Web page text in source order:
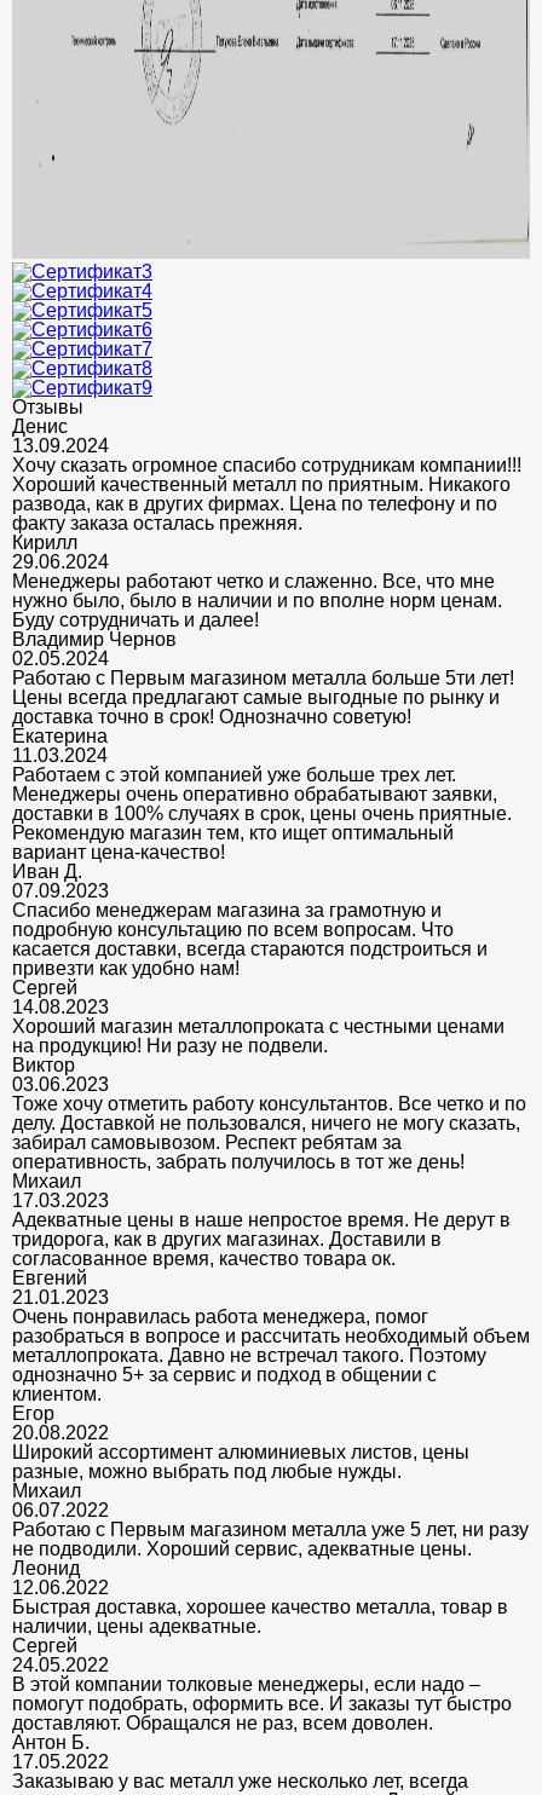
Отзывы
Денис
13.09.2024
Хочу сказать огромное спасибо сотрудникам компании!!!
Хороший качественный металл по приятным. Никакого
развода, как в других фирмах. Цена по телефону и по
факту заказа осталась прежняя.
Кирилл
29.06.2024
Менеджеры работают четко и слаженно. Все, что мне
нужно было, было в наличии и по вполне норм ценам.
Буду сотрудничать и далее!
Владимир Чернов
02.05.2024
Работаю с Первым магазином металла больше 5ти лет!
Цены всегда предлагают самые выгодные по рынку и
доставка точно в срок! Однозначно советую!
Екатерина
11.03.2024
Работаем с этой компанией уже больше трех лет.
Менеджеры очень оперативно обрабатывают заявки,
доставки в 100% случаях в срок, цены очень приятные.
Рекомендую магазин тем, кто ищет оптимальный
вариант цена-качество!
Иван Д.
07.09.2023
Спасибо менеджерам магазина за грамотную и
подробную консультацию по всем вопросам. Что
касается доставки, всегда стараются подстроиться и
привезти как удобно нам!
Сергей
14.08.2023
Хороший магазин металлопроката с честными ценами
на продукцию! Ни разу не подвели.
Виктор
03.06.2023
Тоже хочу отметить работу консультантов. Все четко и по
делу. Доставкой не пользовался, ничего не могу сказать,
забирал самовывозом. Респект ребятам за
оперативность, забрать получилось в тот же день!
Михаил
17.03.2023
Адекватные цены в наше непростое время. Не дерут в
тридорога, как в других магазинах. Доставили в
согласованное время, качество товара ок.
Евгений
21.01.2023
Очень понравилась работа менеджера, помог
разобраться в вопросе и рассчитать необходимый объем
металлопроката. Давно не встречал такого. Поэтому
однозначно 5+ за сервис и подход в общении с
клиентом.
Егор
20.08.2022
Широкий ассортимент алюминиевых листов, цены
разные, можно выбрать под любые нужды.
Михаил
06.07.2022
Работаю с Первым магазином металла уже 5 лет, ни разу
не подводили. Хороший сервис, адекватные цены.
Леонид
12.06.2022
Быстрая доставка, хорошее качество металла, товар в
наличии, цены адекватные.
Сергей
24.05.2022
В этой компании толковые менеджеры, если надо –
помогут подобрать, оформить все. И заказы тут быстро
доставляют. Обращался не раз, всем доволен.
Антон Б.
17.05.2022
Заказываю у вас металл уже несколько лет, всегда